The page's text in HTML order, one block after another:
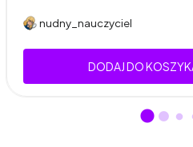
nudny_nauczyciel
DODAJ DO